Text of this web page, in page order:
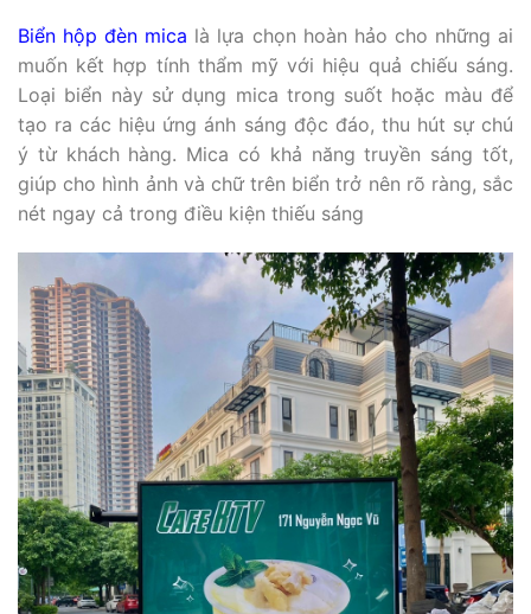
Biển hộp đèn mica là lựa chọn hoàn hảo cho những ai
muốn kết hợp tính thẩm mỹ với hiệu quả chiếu sáng.
Loại biển này sử dụng mica trong suốt hoặc màu để
tạo ra các hiệu ứng ánh sáng độc đáo, thu hút sự chú
ý từ khách hàng. Mica có khả năng truyền sáng tốt,
giúp cho hình ảnh và chữ trên biển trở nên rõ ràng, sắc
nét ngay cả trong điều kiện thiếu sáng